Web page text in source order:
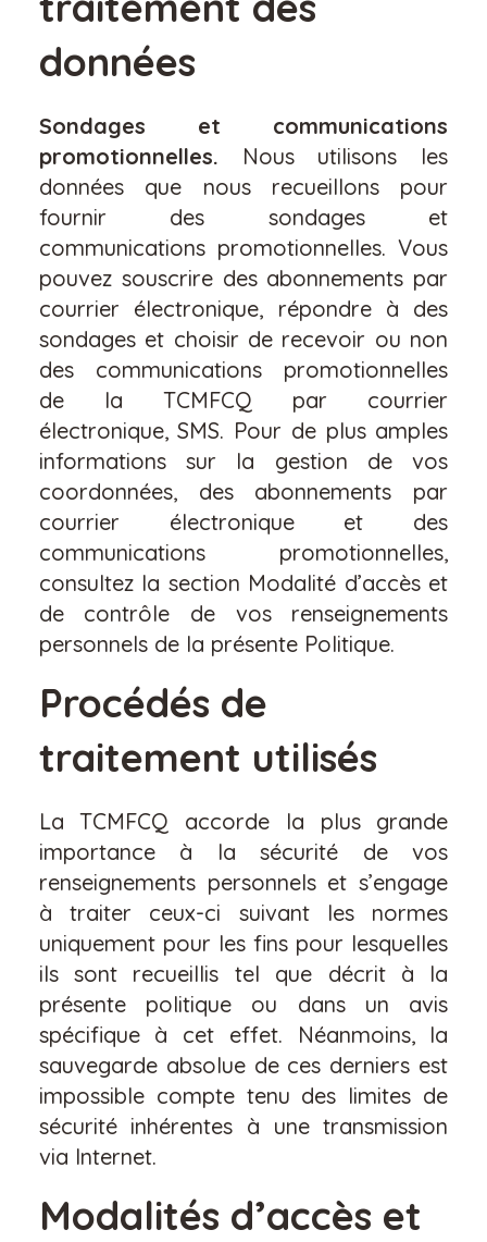
données
Sondages et communications
promotionnelles. Nous utilisons les
données que nous recueillons pour
fournir des sondages et
communications promotionnelles. Vous
pouvez souscrire des abonnements par
courrier électronique, répondre à des
sondages et choisir de recevoir ou non
des communications promotionnelles
de la TCMFCQ par courrier
électronique, SMS. Pour de plus amples
informations sur la gestion de vos
coordonnées, des abonnements par
courrier électronique et des
communications promotionnelles,
consultez la section Modalité d’accès et
de contrôle de vos renseignements
personnels de la présente Politique.
Procédés de
traitement utilisés
La TCMFCQ accorde la plus grande
importance à la sécurité de vos
renseignements personnels et s’engage
à traiter ceux-ci suivant les normes
uniquement pour les fins pour lesquelles
ils sont recueillis tel que décrit à la
présente politique ou dans un avis
spécifique à cet effet. Néanmoins, la
sauvegarde absolue de ces derniers est
impossible compte tenu des limites de
sécurité inhérentes à une transmission
via Internet.
Modalités d’accès et